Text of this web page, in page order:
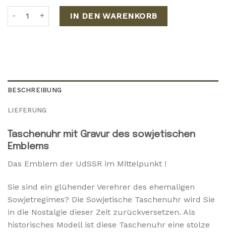
IN DEN WARENKORB
BESCHREIBUNG
LIEFERUNG
Taschenuhr mit Gravur des sowjetischen
Emblems
Das Emblem der UdSSR im Mittelpunkt !
Sie sind ein glühender Verehrer des ehemaligen
Sowjetregimes? Die Sowjetische Taschenuhr wird Sie
in die Nostalgie dieser Zeit zurückversetzen. Als
historisches Modell ist diese Taschenuhr eine stolze